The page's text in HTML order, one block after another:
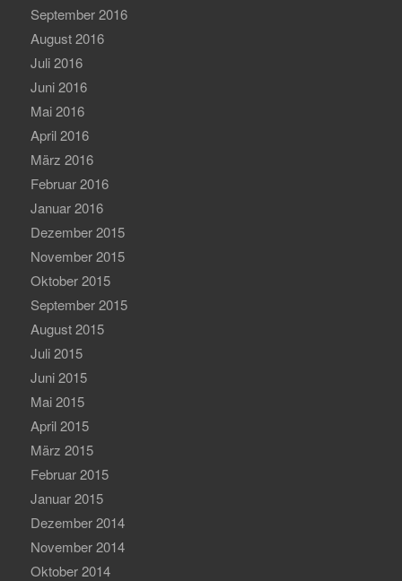
September 2016
August 2016
Juli 2016
Juni 2016
Mai 2016
April 2016
März 2016
Februar 2016
Januar 2016
Dezember 2015
November 2015
Oktober 2015
September 2015
August 2015
Juli 2015
Juni 2015
Mai 2015
April 2015
März 2015
Februar 2015
Januar 2015
Dezember 2014
November 2014
Oktober 2014